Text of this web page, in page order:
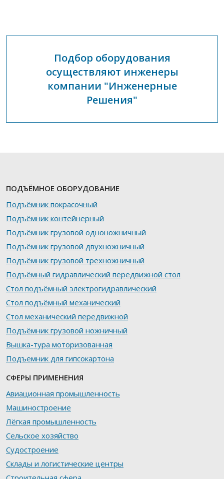
Подбор оборудования
осуществляют инженеры
компании "Инженерные
Решения"
ПОДЪЁМНОЕ ОБОРУДОВАНИЕ
Подъёмник покрасочный
Подъёмник контейнерный
Подъёмник грузовой одноножничный
Подъёмник грузовой двухножничный
Подъёмник грузовой трехножничный
Подъёмный гидравлический передвижной стол
Стол подъёмный электрогидравлический
Стол подъёмный механический
Стол механический передвижной
Подъёмник грузовой ножничный
Вышка-тура моторизованная
Подъемник для гипсокартона
СФЕРЫ ПРИМЕНЕНИЯ
Авиационная промышленность
Машиностроение
Лёгкая промышленность
Сельское хозяйство
Судостроение
Склады и логистические центры